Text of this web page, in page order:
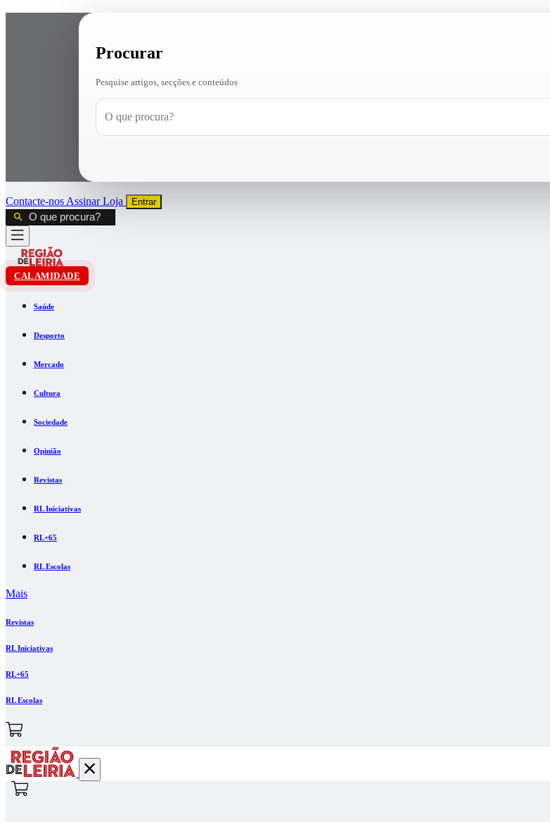
Procurar
Pesquise artigos, secções e conteúdos
Contacte-nos AssinarLoja Entrar
CALAMIDADE
Saúde
Desporto
Mercado
Cultura
Sociedade
Opinião
Revistas
RL Iniciativas
RL+65
RL Escolas
Mais
Revistas
RL Iniciativas
RL+65
RL Escolas